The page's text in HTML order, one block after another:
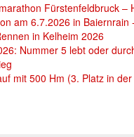
Fürstenfeldbruck –
am 6.7.2026 in Baiernrain
in Kelheim 2026
Nummer 5 lebt oder
mit 500 Hm (3. Platz in